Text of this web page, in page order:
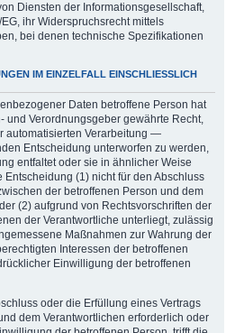
Diensten der Informationsgesellschaft,
ihr Widerspruchsrecht mittels
bei denen technische Spezifikationen
IM EINZELFALL EINSCHLIESSLICH P
Daten betroffene Person hat
und Verordnungsgeber gewährte Recht,
automatisierten Verarbeitung —
Entscheidung unterworfen zu werden,
entfaltet oder sie in ähnlicher Weise
(1) nicht für den Abschluss
der betroffenen Person und dem
(2) aufgrund von Rechtsvorschriften der
der Verantwortliche unterliegt, zulässig
Maßnahmen zur Wahrung der
Interessen der betroffenen
Einwilligung der betroffenen
oder die Erfüllung eines Vertrags
dem Verantwortlichen erforderlich oder